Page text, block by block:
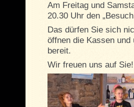
Am Freitag und
20.30 Uhr den
Das dürfen Sie sich
öffnen die Kassen
bereit.
Wir freuen uns auf Sie!